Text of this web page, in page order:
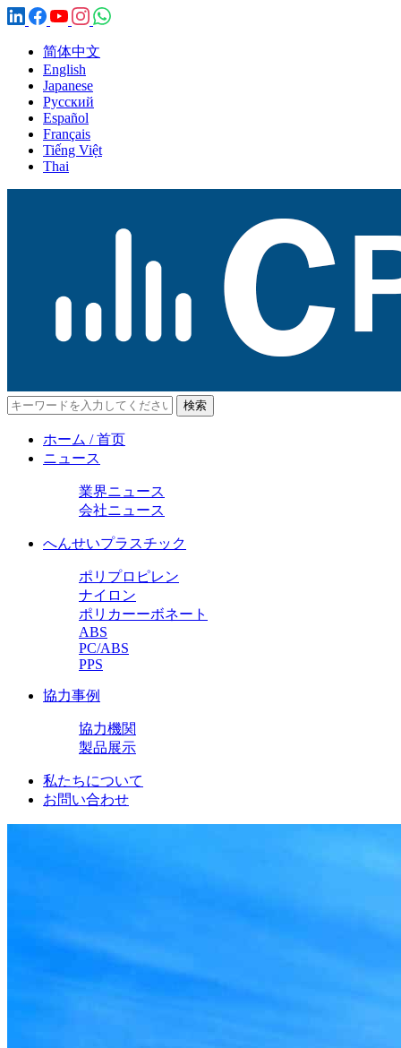
简体中文
English
Japanese
Русский
Español
Français
Tiếng Việt
Thai
ホーム / 首页
ニュース
業界ニュース
会社ニュース
へんせいプラスチック
ポリプロピレン
ナイロン
ポリカーーボネート
ABS
PC/ABS
PPS
協力事例
協力機関
製品展示
私たちについて
お問い合わせ